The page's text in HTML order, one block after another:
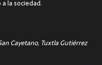
la sociedad.
Cayetano, Tuxtla Gutiérrez